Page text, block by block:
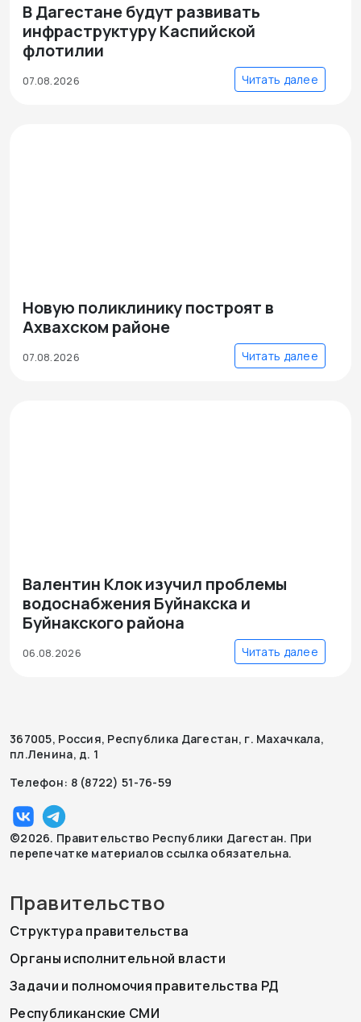
В Дагестане будут развивать
инфраструктуру Каспийской
флотилии
07.08.2026 Читать далее
Новую поликлинику построят в
Ахвахском районе
07.08.2026 Читать далее
Валентин Клок изучил проблемы
водоснабжения Буйнакска и
Буйнакского района
06.08.2026 Читать далее
367005, Россия, Республика Дагестан, г. Махачкала,
пл.Ленина, д. 1
Телефон: 8 (8722) 51-76-59
©2026. Правительство Республики Дагестан. При
перепечатке материалов ссылка обязательна.
Правительство
Структура правительства
Органы исполнительной власти
Задачи и полномочия правительства РД
Республиканские СМИ